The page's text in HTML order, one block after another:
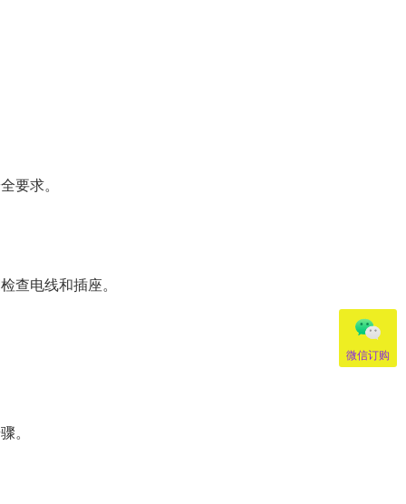
要求。
查电线和插座。
。
微信订购